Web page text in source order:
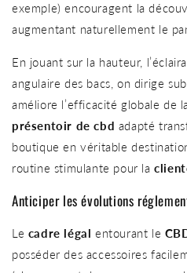
exemple) encouragent la
augmentant naturellement le
En jouant sur la hauteur,
angulaire des bacs, on dirige
améliore l’efficacité globale de
présentoir de cbd adapté
boutique en véritable
routine stimulante pour la
Anticiper les évolutions
Le cadre légal entourant le
posséder des accessoires